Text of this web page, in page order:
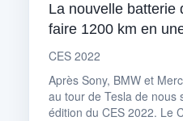
La nouvelle batterie
faire 1200 km en
CES 2022
Après Sony, BMW et
au tour de Tesla de nous
édition du CES 2022. Le